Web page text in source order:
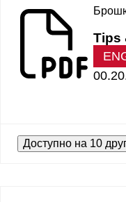
Tips
Доступно на 10